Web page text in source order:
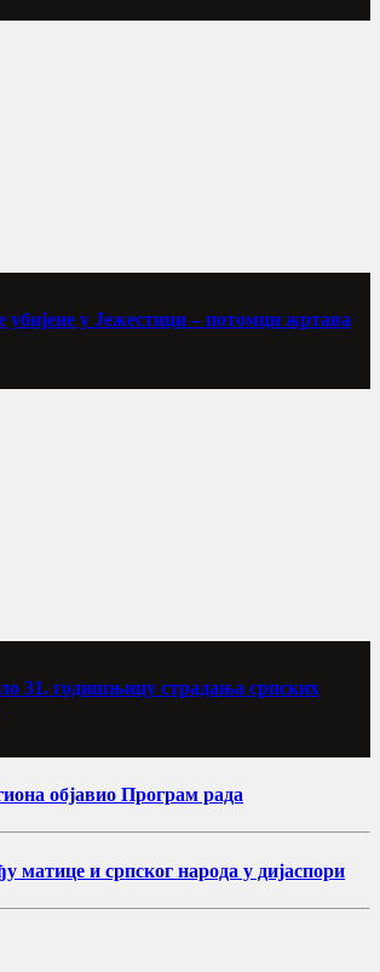
убијене у Јежестици – потомци жртава
31. годишњицу страдања српских
објавио Програм рада
матице и српског народа у дијаспори